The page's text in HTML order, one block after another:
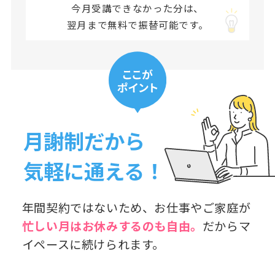
今月受講できなかった分は、
翌月まで無料で振替可能です。
月謝制だから
気軽に通える！
年間契約ではないため、お仕事やご家庭が
忙しい月はお休みするのも自由。 だからマ
イペースに続けられます。